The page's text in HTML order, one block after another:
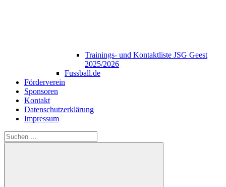
Trainings- und Kontaktliste JSG Geest
2025/2026
Fussball.de
Förderverein
Sponsoren
Kontakt
Datenschutzerklärung
Impressum
Suchen
nach: